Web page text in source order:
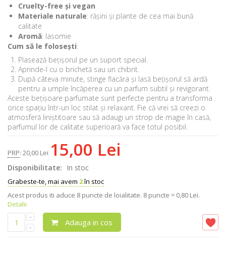
Cruelty-free și vegan
Materiale naturale: rășini și plante de cea mai bună
calitate
Aromă: Iasomie
Cum să le folosești:
Plasează bețișorul pe un suport special.
Aprinde-l cu o brichetă sau un chibrit.
După câteva minute, stinge flacăra și lasă bețișorul să ardă
pentru a umple încăperea cu un parfum subtil și revigorant.
Aceste bețișoare parfumate sunt perfecte pentru a transforma
orice spațiu într-un loc stilat și relaxant. Fie că vrei să creezi o
atmosferă liniștitoare sau să adaugi un strop de magie în casă,
parfumul lor de calitate superioară va face totul posibil.
PRP: 20,00 Lei 15,00 Lei
Disponibilitate: In stoc
Grabeste-te, mai avem 2în stoc
Acest produs iti aduce 8 puncte de loialitate. 8 puncte = 0,80 Lei.
Detalii
Adauga in cos